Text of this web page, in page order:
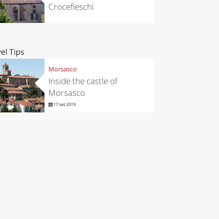
Crocefieschi
Tips
Morsasco
Inside the castle of
Morsasco
17 set 2019